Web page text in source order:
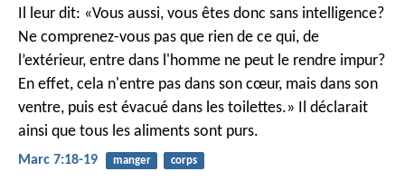
Il leur dit: «Vous aussi, vous êtes donc sans intelligence?
Ne comprenez-vous pas que rien de ce qui, de
l’extérieur, entre dans l'homme ne peut le rendre impur?
En effet, cela n'entre pas dans son cœur, mais dans son
ventre, puis est évacué dans les toilettes.» Il déclarait
ainsi que tous les aliments sont purs.
Marc 7:18-19 manger corps